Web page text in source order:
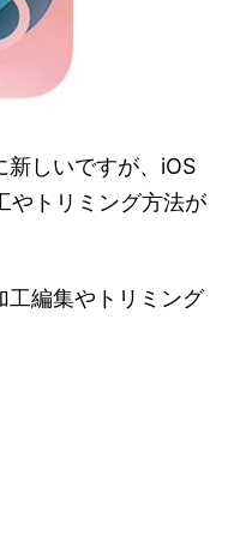
新しいですが、iOS
やトリミング方法が
工編集やトリミング